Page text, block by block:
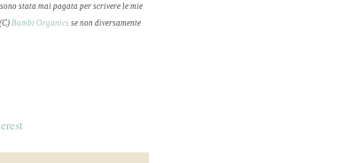
stata mai pagata per scrivere le mie
C) Bambi Organics se non diversamente